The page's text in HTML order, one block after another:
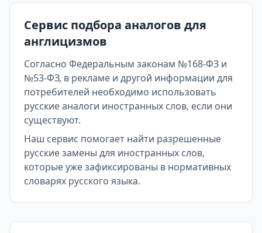
Сервис подбора аналогов для
англицизмов
Согласно Федеральным законам №168-ФЗ и
№53-ФЗ, в рекламе и другой информации для
потребителей необходимо использовать
русские аналоги иностранных слов, если они
существуют.
Наш сервис помогает найти разрешенные
русские замены для иностранных слов,
которые уже зафиксированы в нормативных
словарях русского языка.